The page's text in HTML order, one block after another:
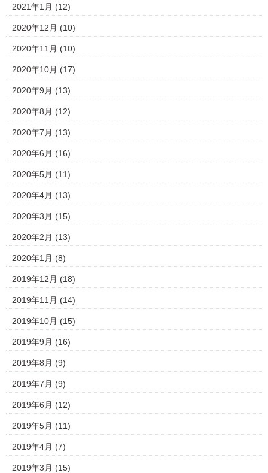
2021年1月 (12)
2020年12月 (10)
2020年11月 (10)
2020年10月 (17)
2020年9月 (13)
2020年8月 (12)
2020年7月 (13)
2020年6月 (16)
2020年5月 (11)
2020年4月 (13)
2020年3月 (15)
2020年2月 (13)
2020年1月 (8)
2019年12月 (18)
2019年11月 (14)
2019年10月 (15)
2019年9月 (16)
2019年8月 (9)
2019年7月 (9)
2019年6月 (12)
2019年5月 (11)
2019年4月 (7)
2019年3月 (15)